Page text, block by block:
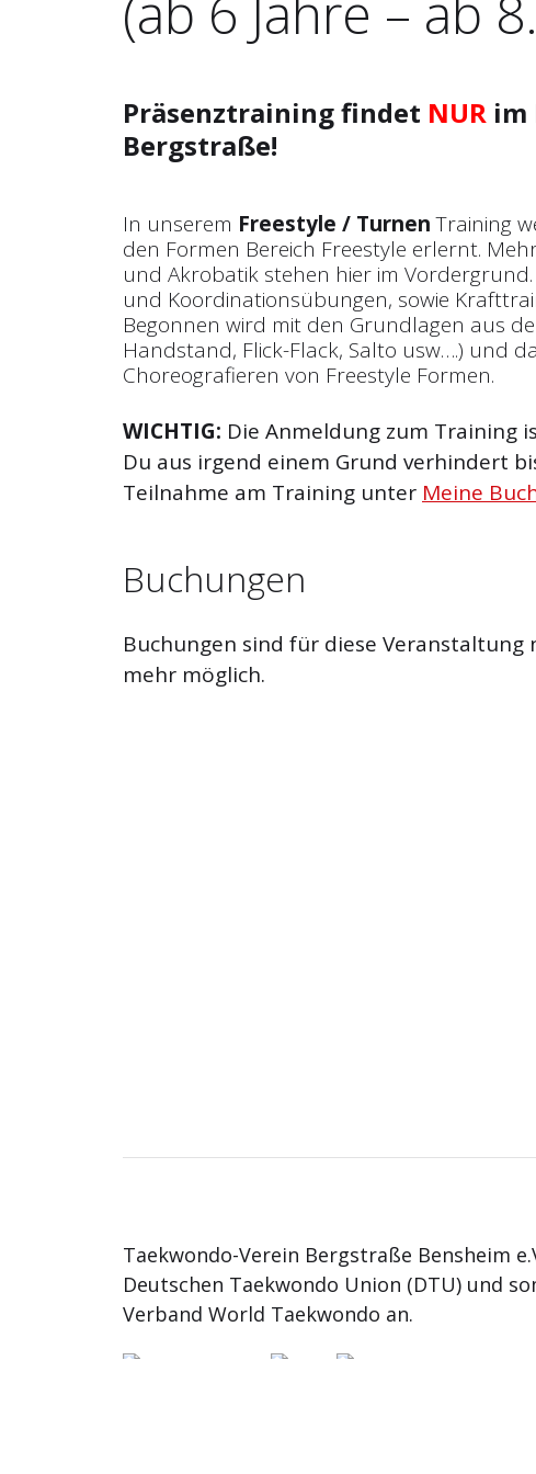
Präsenztraining findet NUR im
Bergstraße!
In unserem Freestyle / TurnenTraining
den Formen Bereich Freestyle erlernt.
und Akrobatik stehen hier im
und Koordinationsübungen, sowie
Begonnen wird mit den Grundlagen aus
Handstand, Flick-Flack, Salto usw….) und
Choreografieren von Freestyle Formen.
WICHTIG: Die Anmeldung zum Training
Du aus irgend einem Grund verhindert
Teilnahme am Training unter Meine
Buchungen
Buchungen sind für diese
mehr möglich.
Taekwondo-Verein Bergstraße Bensheim
Deutschen Taekwondo Union (DTU) und
Verband World Taekwondo an.